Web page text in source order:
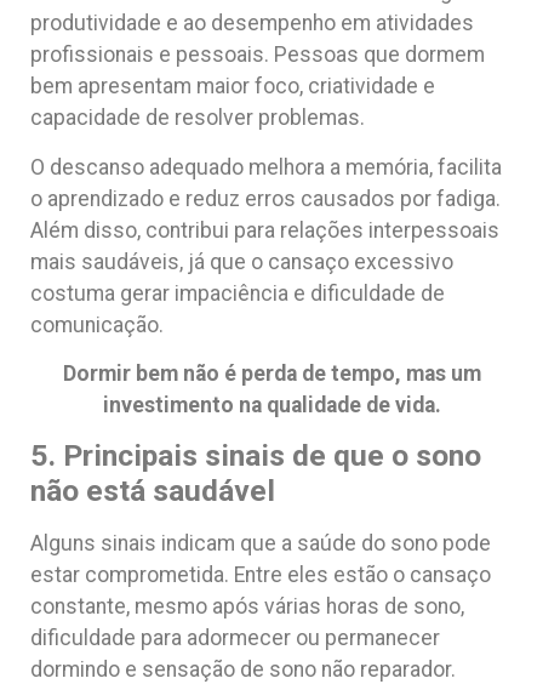
produtividade e ao desempenho em atividades
profissionais e pessoais. Pessoas que dormem
bem apresentam maior foco, criatividade e
capacidade de resolver problemas.
O descanso adequado melhora a memória, facilita
o aprendizado e reduz erros causados por fadiga.
Além disso, contribui para relações interpessoais
mais saudáveis, já que o cansaço excessivo
costuma gerar impaciência e dificuldade de
comunicação.
Dormir bem não é perda de tempo, mas um
investimento na qualidade de vida.
5. Principais sinais de que o sono
não está saudável
Alguns sinais indicam que a saúde do sono pode
estar comprometida. Entre eles estão o cansaço
constante, mesmo após várias horas de sono,
dificuldade para adormecer ou permanecer
dormindo e sensação de sono não reparador.